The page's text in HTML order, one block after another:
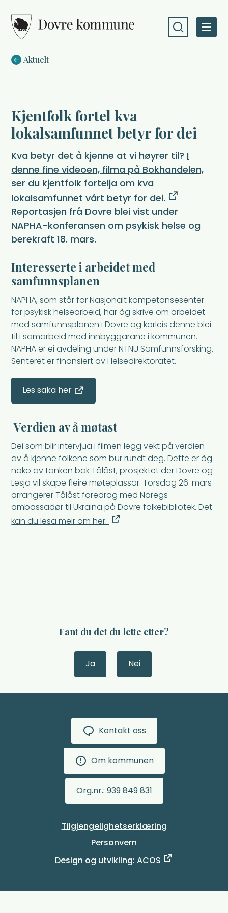
Du er her:
Aktuelt
Kjentfolk fortel kva
lokalsamfunnet betyr for dei
Kva betyr det å kjenne at vi høyrer til? I
denne fine videoen, filma på Bokhandelen,
ser du kjentfolk fortelja om kva
lokalsamfunnet vårt betyr for dei.
Reportasjen frå Dovre blei vist under
NAPHA-konferansen om psykisk helse og
berekraft 18. mars.
Interesserte i arbeidet med
samfunnsplanen
NAPHA, som står for Nasjonalt kompetansesenter
for psykisk helsearbeid, har òg skrive om arbeidet
med samfunnsplanen i Dovre og korleis denne blei
til i samarbeid med innbyggarane i kommunen.
NAPHA er ei avdeling under NTNU Samfunnsforsking.
Senteret er finansiert av Helsedirektoratet.
Les saka her
Verdien av å møtast
Dei som blir intervjua i filmen legg vekt på verdien
av å kjenne folkene som bur rundt deg. Dette er òg
noko av tanken bakTålåst, prosjektet der Dovre og
Lesja vil skape fleire møteplassar. Torsdag 26. mars
arrangerer Tålåst foredrag med Noregs
ambassadør til Ukraina på Dovre folkebibliotek.Det
kan du lesa meir om her.
Fant du det du lette etter?
Ja Nei
Kontakt oss
Om kommunen
Org.nr.: 939 849 831
Tilgjengelighetserklæring
Personvern
Design og utvikling: ACOS